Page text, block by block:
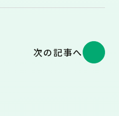
次の記事へ